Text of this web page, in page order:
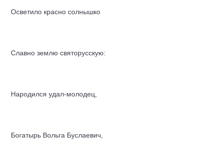
Осветило красно солнышко
Славно землю святорусскую:
Народился удал-молодец,
Богатырь Вольга Буслаевич,